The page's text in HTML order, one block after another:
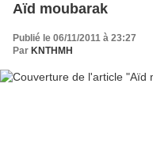
Aïd moubarak
Publié le 06/11/2011 à 23:27
Par KNTHMH